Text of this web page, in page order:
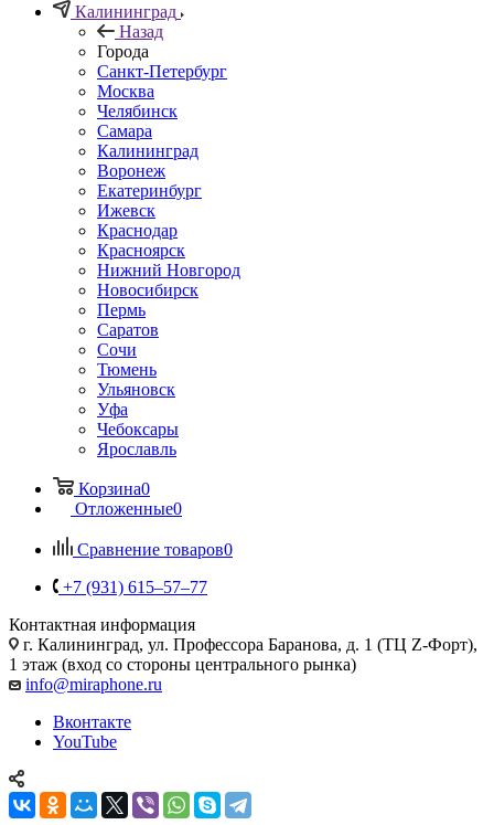
Калининград
Назад
Города
Санкт-Петербург
Москва
Челябинск
Самара
Калининград
Воронеж
Екатеринбург
Ижевск
Краснодар
Красноярск
Нижний Новгород
Новосибирск
Пермь
Саратов
Сочи
Тюмень
Ульяновск
Уфа
Чебоксары
Ярославль
Корзина0
Отложенные0
Сравнение товаров0
+7 (931) 615‒57‒77
Контактная информация
г. Калининград, ул. Профессора Баранова, д. 1 (ТЦ Z-Форт),
1 этаж (вход со стороны центрального рынка)
info@miraphone.ru
Вконтакте
YouTube